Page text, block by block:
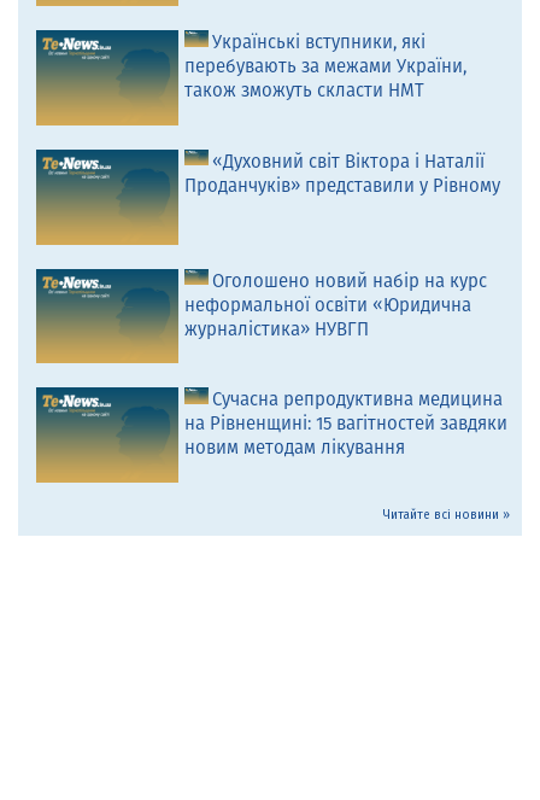
Українські вступники, які
перебувають за межами України,
також зможуть скласти НМТ
«Духовний світ Віктора і Наталії
Проданчуків» представили у Рівному
Оголошено новий набір на курс
неформальної освіти «Юридична
журналістика» НУВГП
Сучасна репродуктивна медицина
на Рівненщині: 15 вагітностей завдяки
новим методам лікування
Читайте всі новини »